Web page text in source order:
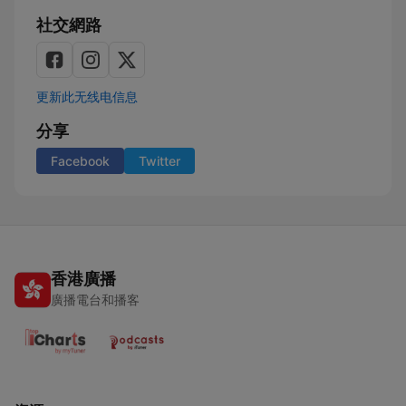
社交網路
更新此无线电信息
分享
Facebook Twitter
香港廣播
廣播電台和播客